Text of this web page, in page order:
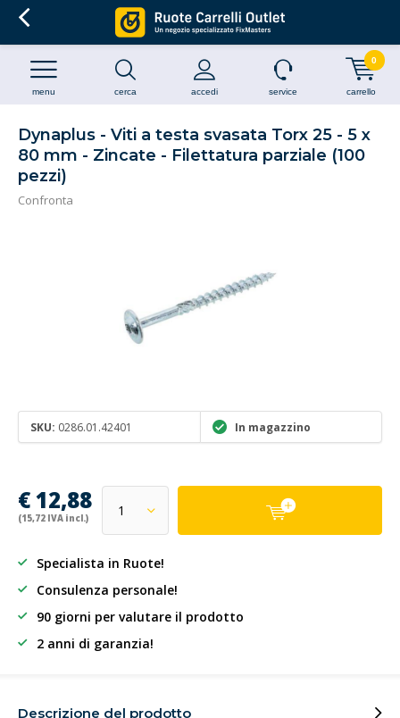
cerca accedi
menu service carrello
0
Dynaplus - Viti a testa svasata Torx 25 - 5 x
80 mm - Zincate - Filettatura parziale (100
pezzi)
Confronta
SKU: 0286.01.42401 In magazzino
€ 12,88
(15,72 IVA incl.)
Specialista in Ruote!
Consulenza personale!
90 giorni per valutare il prodotto
2 anni di garanzia!
Descrizione del prodotto